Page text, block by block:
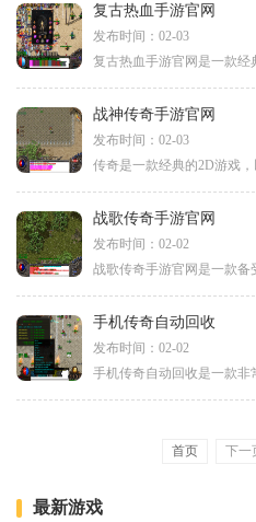
复古热血手游官网
发布时间：02-03
战神传奇手游官网
发布时间：02-03
战歌传奇手游官网
发布时间：02-02
手机传奇自动回收
发布时间：02-02
首页 下一
最新游戏